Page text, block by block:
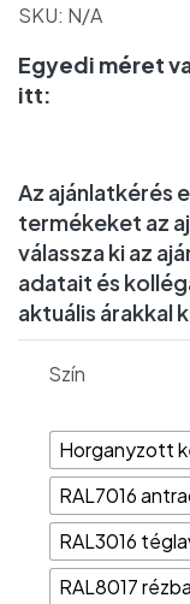
SKU: N/A
Egyedi méret
itt:
Az ajánlatkérés
termékeket az
válassza ki az
adatait és
aktuális árakkal
Szín
Horganyzott
RAL7016
RAL3016
RAL8017